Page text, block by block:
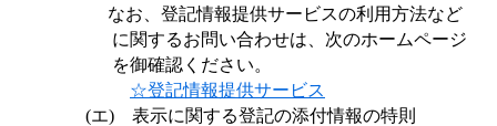
なお、登記情報提供サービスの利用方法など
に関するお問い合わせは、次のホームページ
を御確認ください。
☆登記情報提供サービス
(エ) 表示に関する登記の添付情報の特則